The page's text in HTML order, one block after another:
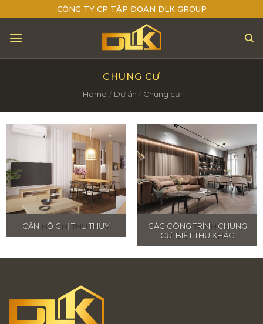
content
CÔNG TY CP TẬP ĐOÀN DLK GROUP
CHUNG CƯ
Home / Dự án / Chung cư
CĂN HỘ CHỊ THU THỦY
CÁC CÔNG TRÌNH CHUNG
CƯ, BIỆT THỰ KHÁC